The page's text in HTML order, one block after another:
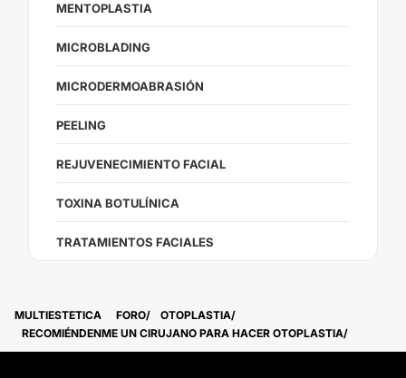
MENTOPLASTIA
MICROBLADING
MICRODERMOABRASIÓN
PEELING
REJUVENECIMIENTO FACIAL
TOXINA BOTULÍNICA
TRATAMIENTOS FACIALES
MULTIESTETICA FORO
OTOPLASTIA
RECOMIÉNDENME UN CIRUJANO PARA HACER OTOPLASTIA